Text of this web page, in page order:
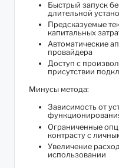
Быстрый запуск
длительной
Предсказуемые
капитальных
Автоматические
провайдера
Доступ с
присутствии
Минусы метода:
Зависимость от
Ограниченные
контрасту с
Увеличение
использовании